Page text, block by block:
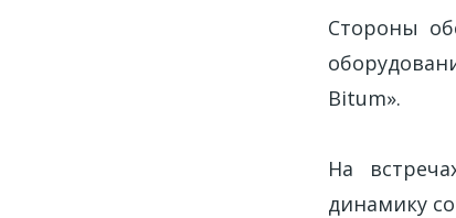
Стороны
Bitum».
На
динамику